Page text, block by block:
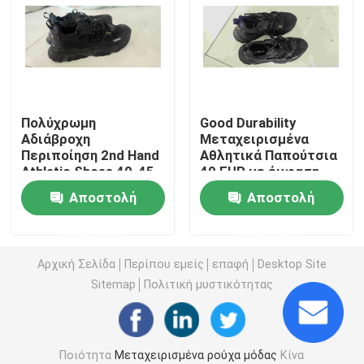
Παπούτσια ατόμων από δεύτερο χέρι
2$ες τσάντες χεριών
Μεταχειρισμένες τσάντες πολυτελείας
Περιστασιακές εξαρτήσεις φθινοπώρου
Ανδρικά πουκάμισα New Model
Πολύχρωμη
Αδιάβροχη
Περιποίηση 2nd Hand
Athletic Shoes 40-45
Αποστολή
Good Durability
Μεταχειρισμένα
Αθλητικά Παπούτσια
40 EUR με έμφαση
στην ανθεκτικότητα
Αποστολή
Αρχική Σελίδα Περίπου εμείς επαφή
Desktop Site
Sitemap
Πολιτική μυστικότητας
Ποιότητα Μεταχειρισμένα ρούχα μόδας Κίνα